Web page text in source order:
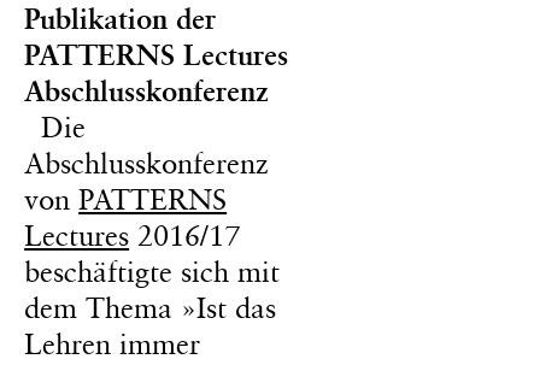
Publikation der
PATTERNS Lectures
Abschlusskonferenz
Die
Abschlusskonferenz
vonPATTERNS
Lectures 2016/17
beschäftigte sich mit
dem Thema »Ist das
Lehren immer